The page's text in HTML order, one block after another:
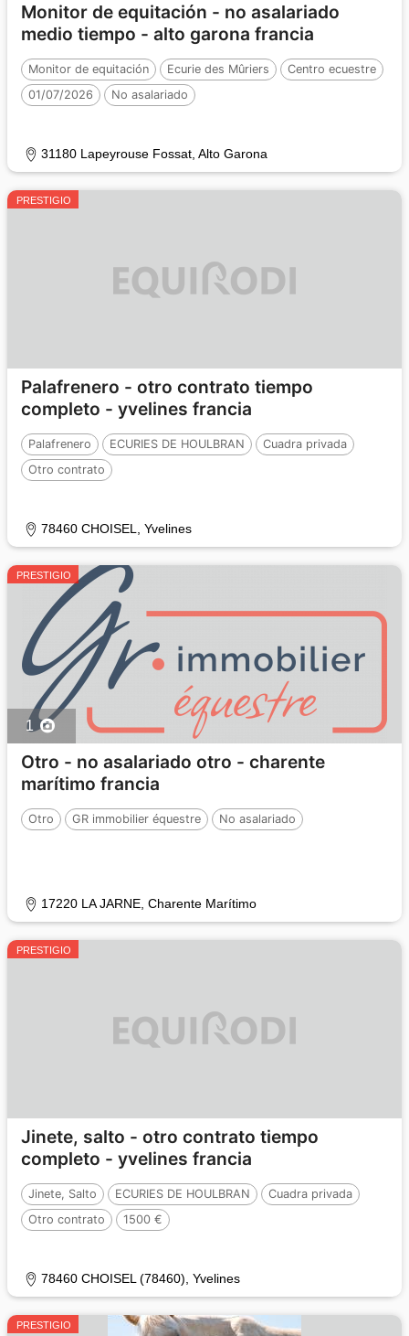
Monitor de equitación - no asalariado
medio tiempo - alto garona francia
Monitor de equitación Ecurie des Mûriers
Centro ecuestre
01/07/2026
No asalariado
31180 Lapeyrouse Fossat, Alto Garona
PRESTIGIO
Palafrenero - otro contrato tiempo
completo - yvelines francia
Palafrenero ECURIES DE HOULBRAN
Cuadra privada
Otro contrato
78460 CHOISEL, Yvelines
PRESTIGIO
1
Otro - no asalariado otro - charente
marítimo francia
Otro GR immobilier équestre No asalariado
17220 LA JARNE, Charente Marítimo
PRESTIGIO
Jinete, salto - otro contrato tiempo
completo - yvelines francia
Jinete, Salto ECURIES DE HOULBRAN
Cuadra privada
Otro contrato
1500 €
78460 CHOISEL (78460), Yvelines
PRESTIGIO